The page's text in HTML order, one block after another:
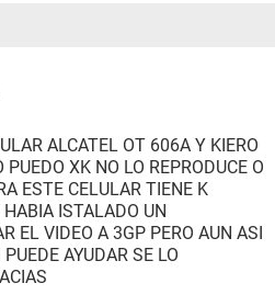
ALCATEL OT 606A Y KIERO
XK NO LO REPRODUCE O
ESTE CELULAR TIENE K
ISTALADO UN
EL VIDEO A 3GP PERO AUN ASI
AYUDAR SE LO